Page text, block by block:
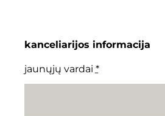
kanceliarijos informacija
jaunųjų vardai *